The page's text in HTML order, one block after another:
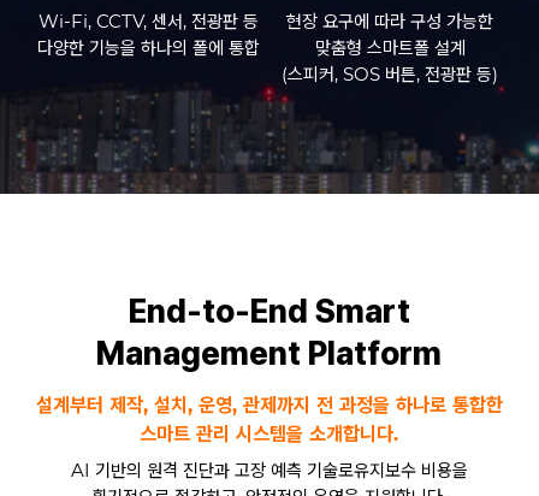
Wi-Fi, CCTV, 센서, 전광판 등
다양한 기능을 하나의 폴에 통합
현장 요구에 따라 구성 가능한
맞춤형 스마트폴 설계
(스피커, SOS 버튼, 전광판 등)
End-to-End Smart
Management Platform
설계부터 제작, 설치, 운영, 관제까지 전 과정을 하나로 통합한
스마트 관리 시스템을 소개합니다.
AI 기반의 원격 진단과 고장 예측 기술로유지보수 비용을